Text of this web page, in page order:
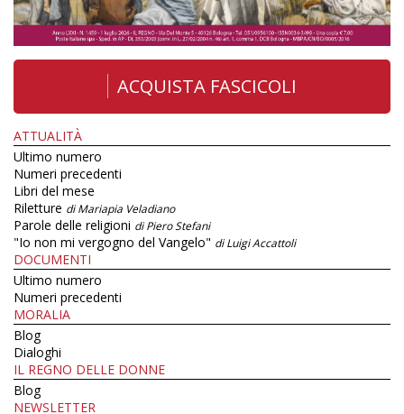
ACQUISTA FASCICOLI
ATTUALITÀ
Ultimo numero
Numeri precedenti
Libri del mese
Riletture di Mariapia Veladiano
Parole delle religioni di Piero Stefani
"Io non mi vergogno del Vangelo" di Luigi Accattoli
DOCUMENTI
Ultimo numero
Numeri precedenti
MORALIA
Blog
Dialoghi
IL REGNO DELLE DONNE
Blog
NEWSLETTER